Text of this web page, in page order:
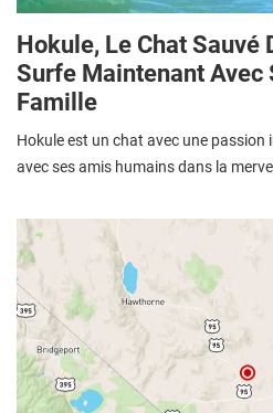
Hokule, Le Chat Sauvé
Surfe Maintenant Avec
Famille
Hokule est un chat avec une passion
avec ses amis humains dans la